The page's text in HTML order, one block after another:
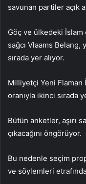
savunan partiler açık
Göç ve ülkedeki İslam
sağcı Vlaams Belang,
sırada yer alıyor.
Milliyetçi Yeni Flaman
oranıyla ikinci sırada
Bütün anketler, aşırı
çıkacağını öngörüyor.
Bu nedenle seçim
ve söylemleri